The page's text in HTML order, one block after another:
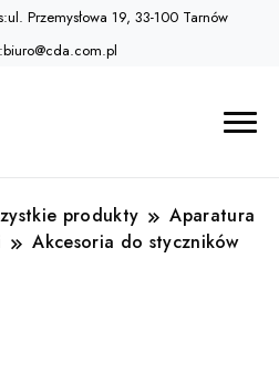
Przemysłowa 19, 33-100 Tarnów
produkty
Aparatura
Akcesoria do styczników